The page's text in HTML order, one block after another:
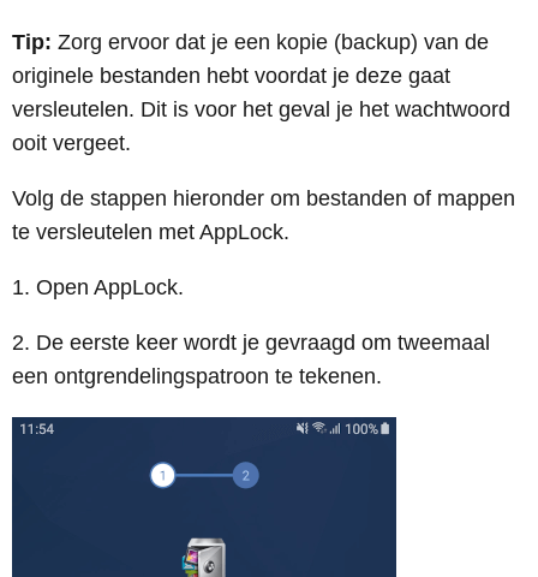
Tip: Zorg ervoor dat je een kopie (backup) van de
originele bestanden hebt voordat je deze gaat
versleutelen. Dit is voor het geval je het wachtwoord
ooit vergeet.
Volg de stappen hieronder om bestanden of mappen
te versleutelen met AppLock.
1. Open AppLock.
2. De eerste keer wordt je gevraagd om tweemaal
een ontgrendelingspatroon te tekenen.